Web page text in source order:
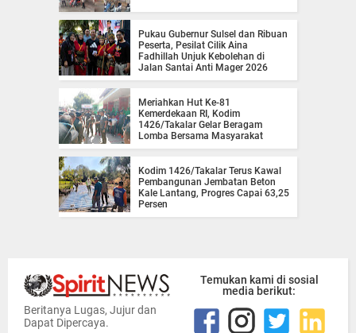
Pukau Gubernur Sulsel dan Ribuan
Peserta, Pesilat Cilik Aina
Fadhillah Unjuk Kebolehan di
Jalan Santai Anti Mager 2026
Meriahkan Hut Ke-81
Kemerdekaan RI, Kodim
1426/Takalar Gelar Beragam
Lomba Bersama Masyarakat
Kodim 1426/Takalar Terus Kawal
Pembangunan Jembatan Beton
Kale Lantang, Progres Capai 63,25
Persen
Beritanya Lugas, Jujur dan
Dapat Dipercaya.
Temukan kami di sosial
media berikut: